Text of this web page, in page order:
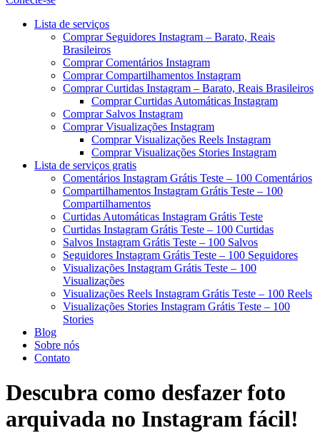
Menu
Lista de serviços
Comprar Seguidores Instagram – Barato, Reais
Brasileiros
Comprar Comentários Instagram
Comprar Compartilhamentos Instagram
Comprar Curtidas Instagram – Barato, Reais Brasileiros
Comprar Curtidas Automáticas Instagram
Comprar Salvos Instagram
Comprar Visualizações Instagram
Comprar Visualizações Reels Instagram
Comprar Visualizações Stories Instagram
Lista de serviços gratis
Comentários Instagram Grátis Teste – 100 Comentários
Compartilhamentos Instagram Grátis Teste – 100
Compartilhamentos
Curtidas Automáticas Instagram Grátis Teste
Curtidas Instagram Grátis Teste – 100 Curtidas
Salvos Instagram Grátis Teste – 100 Salvos
Seguidores Instagram Grátis Teste – 100 Seguidores
Visualizações Instagram Grátis Teste – 100
Visualizações
Visualizações Reels Instagram Grátis Teste – 100 Reels
Visualizações Stories Instagram Grátis Teste – 100
Stories
Blog
Sobre nós
Contato
Descubra como desfazer foto
arquivada no Instagram fácil!